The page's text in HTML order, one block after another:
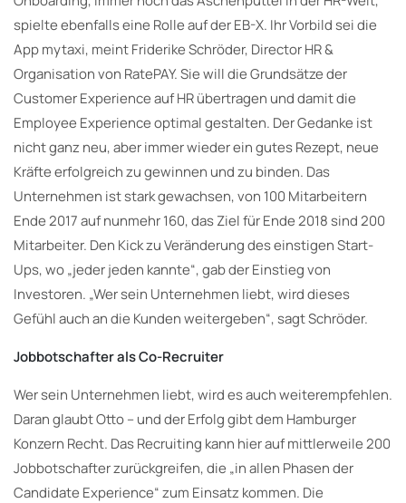
spielte ebenfalls eine Rolle auf der EB-X. Ihr Vorbild sei die
App mytaxi, meint Friderike Schröder, Director HR &
Organisation von RatePAY. Sie will die Grundsätze der
Customer Experience auf HR übertragen und damit die
Employee Experience optimal gestalten. Der Gedanke ist
nicht ganz neu, aber immer wieder ein gutes Rezept, neue
Kräfte erfolgreich zu gewinnen und zu binden. Das
Unternehmen ist stark gewachsen, von 100 Mitarbeitern
Ende 2017 auf nunmehr 160, das Ziel für Ende 2018 sind 200
Mitarbeiter. Den Kick zu Veränderung des einstigen Start-
Ups, wo „jeder jeden kannte“, gab der Einstieg von
Investoren. „Wer sein Unternehmen liebt, wird dieses
Gefühl auch an die Kunden weitergeben“, sagt Schröder.
Jobbotschafter als Co-Recruiter
Wer sein Unternehmen liebt, wird es auch weiterempfehlen.
Daran glaubt Otto – und der Erfolg gibt dem Hamburger
Konzern Recht. Das Recruiting kann hier auf mittlerweile 200
Jobbotschafter zurückgreifen, die „in allen Phasen der
Candidate Experience“ zum Einsatz kommen. Die